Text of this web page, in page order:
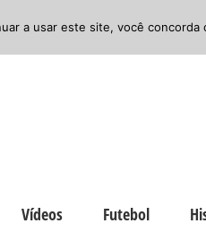
Vídeos Futebol
a usar este site, você concorda